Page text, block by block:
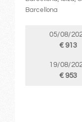
Barcellona
05/08/
€ 913
19/08/
€ 953